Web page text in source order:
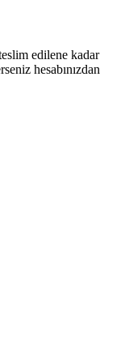
edilene kadar
hesabınızdan